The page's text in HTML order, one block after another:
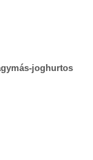
joghurtos